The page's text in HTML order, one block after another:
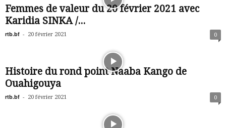
Femmes de valeur du 20 février 2021 avec
Karidia SINKA /...
rtb.bf - 20 février 2021 0
Histoire du rond point Naaba Kango de
Ouahigouya
rtb.bf - 20 février 2021 0